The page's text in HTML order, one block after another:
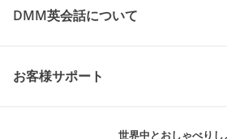
DMM英会話について
お客様サポート
世界中とおしゃべりし